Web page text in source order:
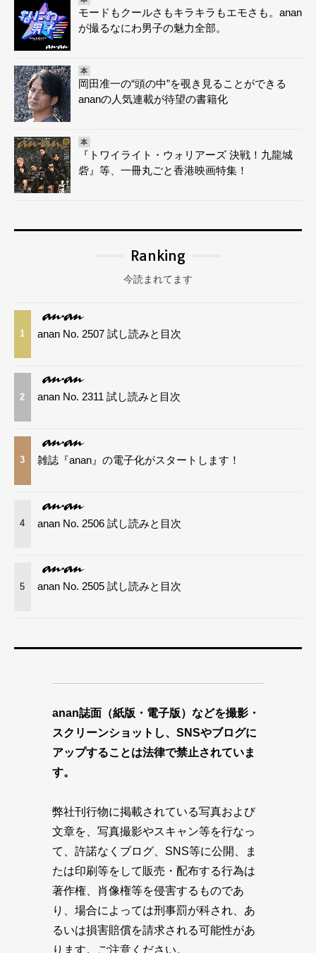
モードもクールさもキラキラもエモさも。anan
が撮るなにわ男子の魅力全部。
本
岡田准一の“頭の中”を覗き見ることができる
ananの人気連載が待望の書籍化
本
『トワイライト・ウォリアーズ 決戦！九龍城
砦』等、一冊丸ごと香港映画特集！
Ranking
今読まれてます
1 anan No. 2507 試し読みと目次
2 anan No. 2311 試し読みと目次
3 雑誌『anan』の電子化がスタートします！
4 anan No. 2506 試し読みと目次
5 anan No. 2505 試し読みと目次
anan誌面（紙版・電子版）などを撮影・
スクリーンショットし、SNSやブログに
アップすることは法律で禁止されていま
す。
弊社刊行物に掲載されている写真および
文章を、写真撮影やスキャン等を行なっ
て、許諾なくブログ、SNS等に公開、ま
たは印刷等をして販売・配布する行為は
著作権、肖像権等を侵害するものであ
り、場合によっては刑事罰が科され、あ
るいは損害賠償を請求される可能性があ
ります。ご注意ください。